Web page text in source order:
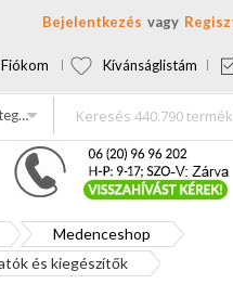
Bejelentkezés
Fiókom Kívánságlistám
Összes kategória
Medenceshop
és kiegészítők